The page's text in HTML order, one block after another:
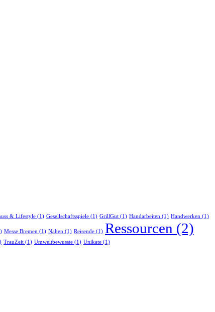
& Lifestyle (1) Gesellschaftsspiele (1) GrillGut (1) Handarbeiten (1) Handwerken (1)
Messe Bremen (1) Nähen (1) Reisende (1) Ressourcen (2)
TrauZeit (1) Umweltbewusste (1) Unikate (1)